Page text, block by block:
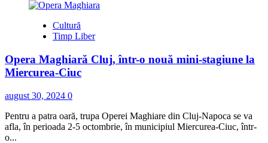
mai
mare
decât
efectivul
about
<i>În
7
</i>
</h5>
<i>Regal
de
Folk</i>
la
Miercurea-
Cultură
Timp Liber
Opera Maghiară Cluj, într-o nouă mini-stagiune la
Miercurea-Ciuc
august 30, 2024 0
Pentru a patra oară, trupa Operei Maghiare din Cluj-Napoca se va
afla, în perioada 2-5 octombrie, în municipiul Miercurea-Ciuc, într-
o...